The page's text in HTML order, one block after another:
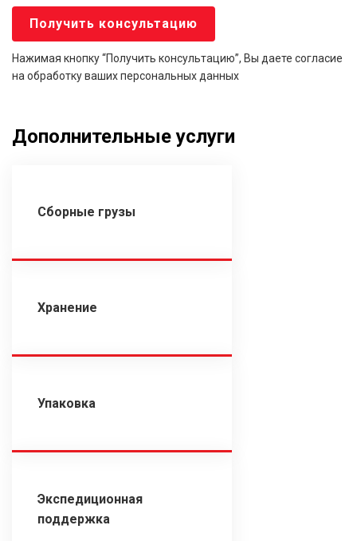
Нажимая кнопку “Получить консультацию”, Вы даете согласие
на обработку ваших персональных данных
Дополнительные услуги
Сборные грузы
Хранение
Упаковка
Экспедиционная
поддержка